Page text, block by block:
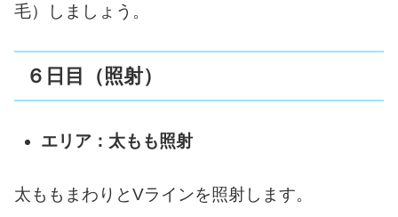
毛）しましょう。
６日目（照射）
エリア：太もも照射
太ももまわりとVラインを照射します。